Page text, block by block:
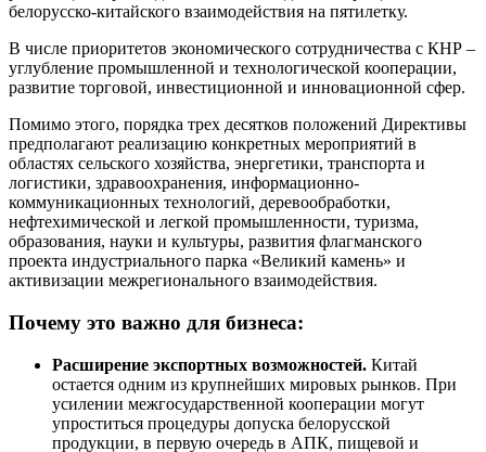
белорусско-китайского взаимодействия на пятилетку.
В числе приоритетов экономического сотрудничества с КНР –
углубление промышленной и технологической кооперации,
развитие торговой, инвестиционной и инновационной сфер.
Помимо этого, порядка трех десятков положений Директивы
предполагают реализацию конкретных мероприятий в
областях сельского хозяйства, энергетики, транспорта и
логистики, здравоохранения, информационно-
коммуникационных технологий, деревообработки,
нефтехимической и легкой промышленности, туризма,
образования, науки и культуры, развития флагманского
проекта индустриального парка «Великий камень» и
активизации межрегионального взаимодействия.
Почему это важно для бизнеса:
Расширение экспортных возможностей. Китай
остается одним из крупнейших мировых рынков. При
усилении межгосударственной кооперации могут
упроститься процедуры допуска белорусской
продукции, в первую очередь в АПК, пищевой и